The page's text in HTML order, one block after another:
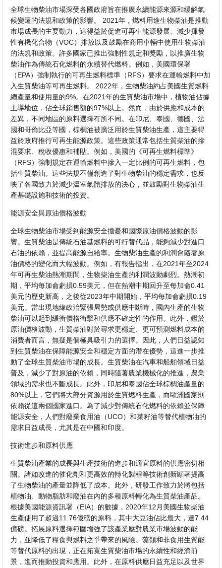
全球生物柴油市場深受各國政府旨在推廣永續能源來源和緩解氣
候變遷的法規和政策的影響。 2021年，燃料用途生物柴油是推動
市場成長的主要動力，這得益於促進可再生能源發展、減少揮發
性有機化合物（VOC）排放以及鼓勵在商用車輛中使用生物柴油
的法規和政策。許多國家已推出強制性規定和獎勵，以推廣生物
柴油作為傳統石化燃料的永續替代燃料。例如，美國環保署
（EPA）強制執行的可再生燃料標準（RFS）要求在運輸燃料中加
入生質柴油等可再生燃料。 2022年，生物柴油約占美國生質燃料
總產量和使用量的9%。在2021年的生質柴油市場中，植物油佔據
主導地位，佔全球銷售額的97%以上。然而，由於供應和成本的
差異，不同地區的原料選擇有所不同。在印尼、泰國、德國、法
國和哥倫比亞等國，棕櫚油被廣泛用於生質柴油生產，這主要得
益於政府推行可再生能源政策。這些政策通常包括生質柴油的摻
混要求、稅收優惠和補貼。例如，美國的《可再生燃料標準》
（RFS）強制規定在運輸燃料中摻入一定比例的可再生燃料，包
括生質柴油。這些法規不僅創造了對生物柴油的穩定需求，也反
映了各國致力於減少溫室氣體排放的決心，並鼓勵對生物柴油生
產基礎設施和技術的投資。
能源安全與原油價格波動
全球生物柴油市場受到能源安全擔憂和國際原油價格波動的影
響。生質柴油是傳統石油基燃料的可行替代品，能夠減少對進口
石油的依賴，並提高能源自給率。生物柴油生產的利潤會隨著原
油價格的變化而大幅波動。例如，有報告指出，在2021年至2024
年可再生柴油熱潮期間，生物柴油生產的利潤波動劇烈。熱潮初
期，平均每加侖虧損0.59美元，但在熱潮中期回升至每加侖0.41
美元的歷史新高，之後從2023年中期開始，平均每加侖虧損0.19
美元。當出現地緣政治緊張局勢或供應中斷時，國內生產的生物
柴油可以起到緩衝價格衝擊和供應不確定性的作用。此外，鑑於
原油價格波動，生質柴油對於尋求更穩定、更可預測燃料成本的
消費者而言，無疑是個極具吸引力的選擇。因此，人們日益認知
到生質柴油在保障能源安全和穩定方面的潛在優勢，這進一步推
動了全球生質柴油市場的成長。生質柴油在汽車和船舶領域日益
普及，減少了對原油的依賴，同時隨著農業機械化的推進，農業
領域的需求也不斷成長。此外，印尼和泰國佔全球棕櫚油產量的
80%以上，它們將大部分資源用於生質燃料生產，而歐洲國家則
依賴從這兩個國家進口。為了減少對傳統石化燃料的依賴並保障
能源安全，人們對廢棄食用油（UCO）和菜籽油等替代植物油的
需求日益成長，尤其是在中國和印度。
技術進步和原料供應
生質柴油產業的成長與生產技術的進步和適宜原料的供應密切相
關。諸如改進的催化劑和更高效的轉化製程等技術創新顯著提高
了生物柴油的產量並降低了成本。此外，研發工作致力於將包括
植物油、動物脂肪和廢油在內的多種原料轉化為生質柴油產品。
根據美國能源資訊署（EIA）的數據，2020年12月美國生物柴油
生產使用了超過11.76億磅的原料，其中大豆油佔比最大，達7.44
億磅。拓展原料選擇範圍增強了該產業應對農業市場波動的能
力，並降低了糧食與燃料之爭帶來的風險。藻類和非食用生質能
等替代原料的出現，正在拓寬生質柴油市場的永續性和經濟前
景，進而推動投資和應用。此外，在原料供應日益充足以及世界